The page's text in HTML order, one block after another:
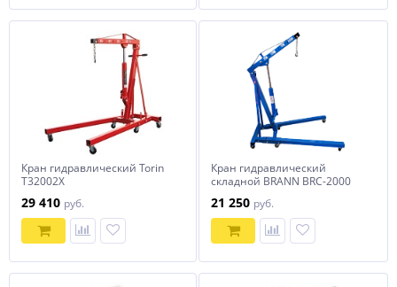
Кран гидравлический Torin
T32002Х
29 410 руб.
Кран гидравлический
складной BRANN BRC-2000
21 250 руб.